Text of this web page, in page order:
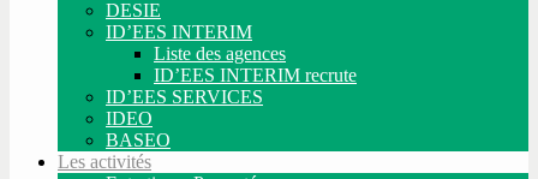
DESIE
ID’EES INTERIM
Liste des agences
ID’EES INTERIM recrute
ID’EES SERVICES
IDEO
BASEO
Les activités